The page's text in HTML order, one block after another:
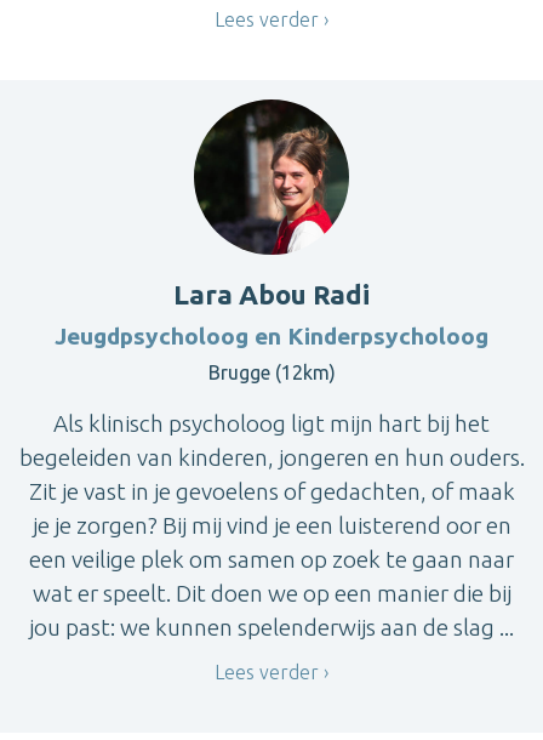
Lees verder
Lara Abou Radi
Jeugdpsycholoog en Kinderpsycholoog
Brugge (12km)
Als klinisch psycholoog ligt mijn hart bij het
begeleiden van kinderen, jongeren en hun ouders.
Zit je vast in je gevoelens of gedachten, of maak
je je zorgen? Bij mij vind je een luisterend oor en
een veilige plek om samen op zoek te gaan naar
wat er speelt. Dit doen we op een manier die bij
jou past: we kunnen spelenderwijs aan de slag ...
Lees verder